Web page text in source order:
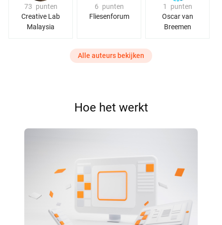
73 punten
Creative Lab
Malaysia
6 punten
Fliesenforum
1
punten
Oscar van
Breemen
Alle auteurs bekijken
Hoe het werkt